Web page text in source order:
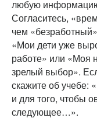
любую
Согласитесь,
чем
«Мои дети уже
работе» или «Моя
зрелый выбор».
скажите об учебе:
и для того, чтобы
следующее…».